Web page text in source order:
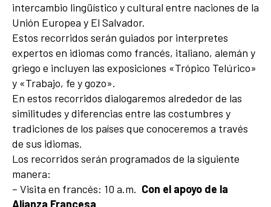
intercambio lingüístico y cultural entre naciones de la
Unión Europea y El Salvador.
Estos recorridos serán guiados por interpretes
expertos en idiomas como francés, italiano, alemán y
griego e incluyen las exposiciones «Trópico Telúrico»
y «Trabajo, fe y gozo».
En estos recorridos dialogaremos alrededor de las
similitudes y diferencias entre las costumbres y
tradiciones de los países que conoceremos a través
de sus idiomas.
Los recorridos serán programados de la siguiente
manera:
– Visita en francés: 10 a.m. Con el apoyo de la
Alianza Francesa